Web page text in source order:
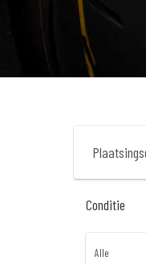
Conditie